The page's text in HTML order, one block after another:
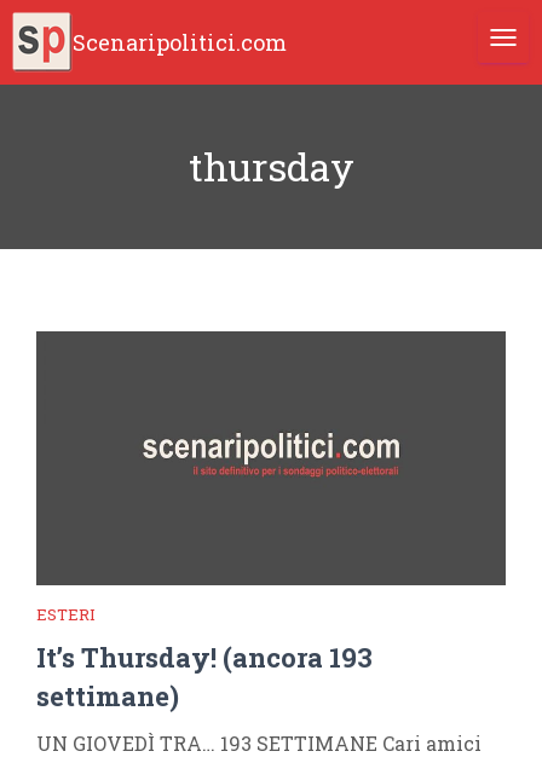
Scenaripolitici.com
thursday
ESTERI
It’s Thursday! (ancora 193
settimane)
UN GIOVEDÌ TRA… 193 SETTIMANE Cari amici